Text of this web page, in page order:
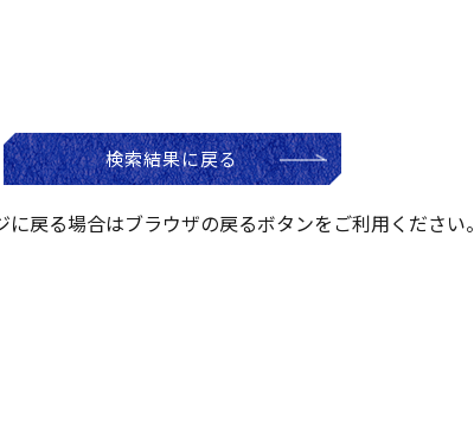
検索結果に戻る
戻る場合はブラウザの戻るボタンをご利用ください。